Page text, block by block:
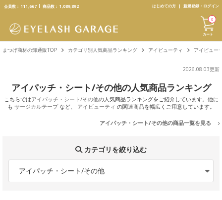
text.skipToContent
text.skipToNavigation
会員数： 111,667 商品数： 1,089,892 はじめての方 新規登録・ログイン
カート
0
まつげ商材の卸通販TOP カテゴリ別人気商品ランキング アイビューティ アイビュー
2026.08.03更新
アイパッチ・シート/その他の人気商品ランキング
こちらではアイパッチ・シート/その他の人気商品ランキングをご紹介しています。他に
も サージカルテープなど、 アイビューティ の関連商品を幅広くご用意しています。
アイパッチ・シート/その他の商品一覧を見る
カテゴリを絞り込む
アイパッチ・シート/その他